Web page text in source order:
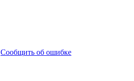
Сообщить об ошибке